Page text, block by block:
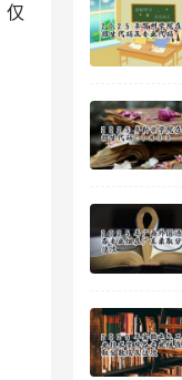
仅